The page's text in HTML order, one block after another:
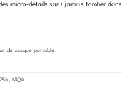
micro-détails sans jamais tomber dans
de casque portable
MQA